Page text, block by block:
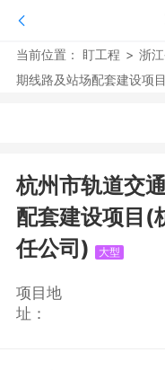
当前位置： 盯工程 > 浙
期线路及站场配套建设项
杭州市轨道交
配套建设项目(
任公司)
大型
项目地
址：